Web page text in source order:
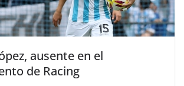
ausente en el
de Racing